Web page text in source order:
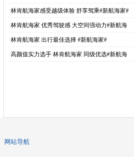
·林肯航海家感受越级体验 舒享驾乘#新航海家#
·林肯航海家 优秀驾驶感 大空间强动力#新航海
·林肯航海家 出行最佳选择 #新航海家#
·高颜值实力选手 林肯航海家 同级优选#新航海
网站导航